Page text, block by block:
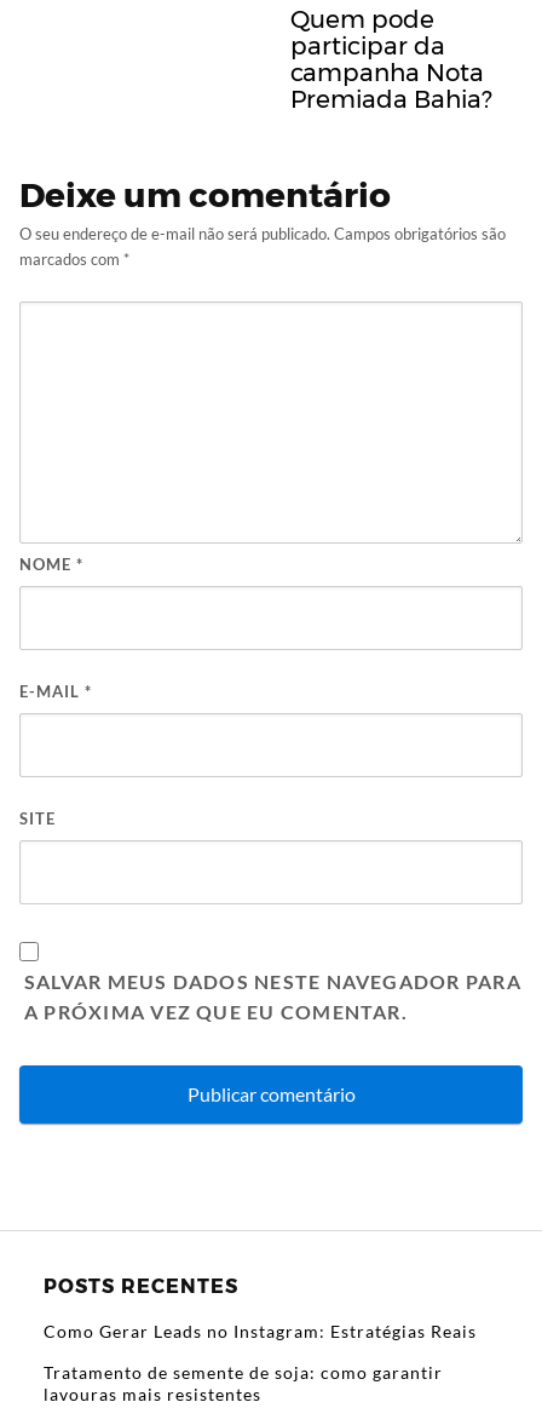
Quem pode
participar da
campanha Nota
Premiada Bahia?
Deixe um comentário
O seu endereço de e-mail não será publicado. Campos obrigatórios são
marcados com *
NOME *
E-MAIL *
SITE
SALVAR MEUS DADOS NESTE NAVEGADOR PARA
A PRÓXIMA VEZ QUE EU COMENTAR.
POSTS RECENTES
Como Gerar Leads no Instagram: Estratégias Reais
Tratamento de semente de soja: como garantir
lavouras mais resistentes